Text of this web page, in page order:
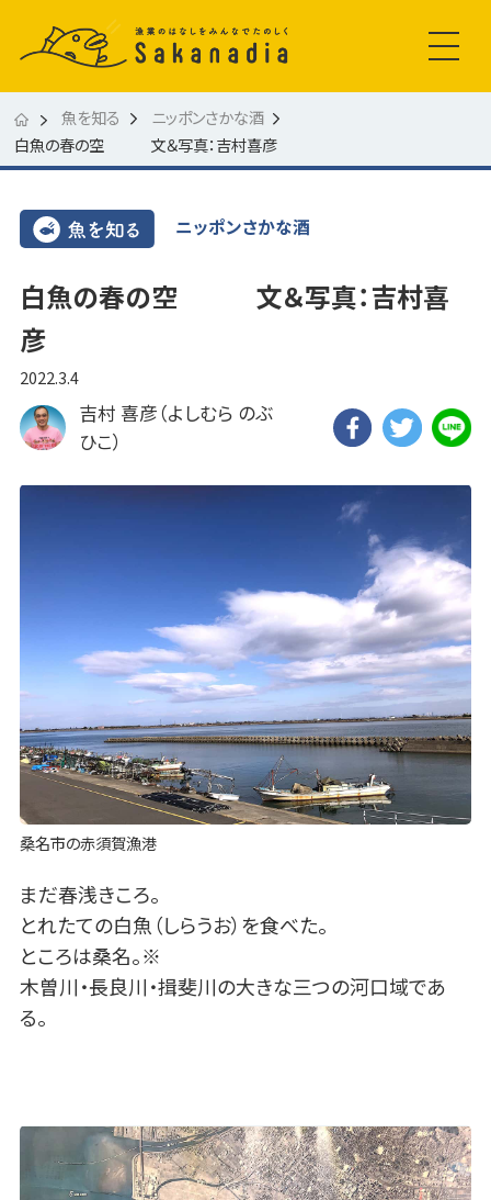
魚を知る
ニッポンさかな酒
白魚の春の空 文＆写真：吉村喜彦
ニッポンさかな酒
白魚の春の空 文＆写真：吉村喜
彦
2022.3.4
吉村 喜彦（よしむら のぶ
ひこ）
桑名市の赤須賀漁港
まだ春浅きころ。
とれたての白魚（しらうお）を食べた。
ところは桑名。※
木曽川・長良川・揖斐川の大きな三つの河口域であ
る。